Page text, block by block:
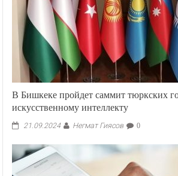
В Бишкеке пройдет саммит тюркских
искусственному интеллекту
21.09.2024 Негмат Гиясов 0